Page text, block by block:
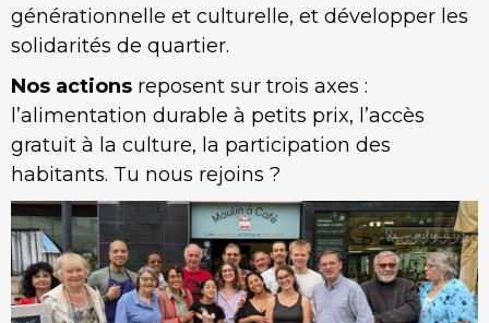
générationnelle et culturelle, et développer les
solidarités de quartier.
Nos actions reposent sur trois axes :
l’alimentation durable à petits prix, l’accès
gratuit à la culture, la participation des
habitants. Tu nous rejoins ?